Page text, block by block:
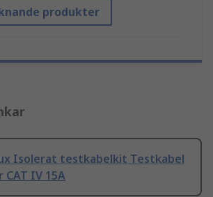
produkter
Isolerat testkabelkit Testkabel
IV 15A